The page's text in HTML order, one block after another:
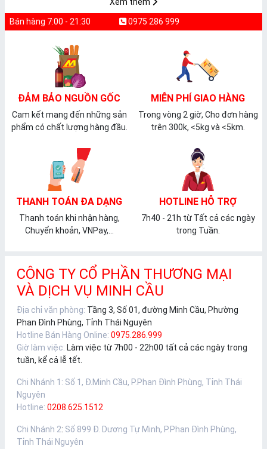
Xem thêm
Bán hàng 7:00 - 21:30 0975 286 999
ĐẢM BẢO NGUỒN GỐC
Cam kết mang đến những sản
phẩm có chất lượng hàng đầu.
MIỄN PHÍ GIAO HÀNG
Trong vòng 2 giờ, Cho đơn hàng
trên 300k, <5kg và <5km.
THANH TOÁN ĐA DẠNG
Thanh toán khi nhận hàng,
Chuyển khoản, VNPay,...
HOTLINE HỖ TRỢ
7h40 - 21h từ Tất cả các ngày
trong Tuần.
CÔNG TY CỔ PHẦN THƯƠNG MẠI
VÀ DỊCH VỤ MINH CẦU
Địa chỉ văn phòng: Tầng 3, Số 01, đường Minh Cầu, Phường
Phan Đình Phùng, Tỉnh Thái Nguyên
Hotline Bán Hàng Online: 0975.286.999
Giờ làm việc: Làm việc từ 7h00 - 22h00 tất cả các ngày trong
tuần, kể cả lễ tết.
Chi Nhánh 1 : Số 1, Đ.Minh Cầu, P.Phan Đình Phùng, Tỉnh Thái
Nguyên
Hotline: 0208.625.1512
Chi Nhánh 2: Số 899 Đ. Dương Tự Minh, P.Phan Đình Phùng,
Tỉnh Thái Nguyên